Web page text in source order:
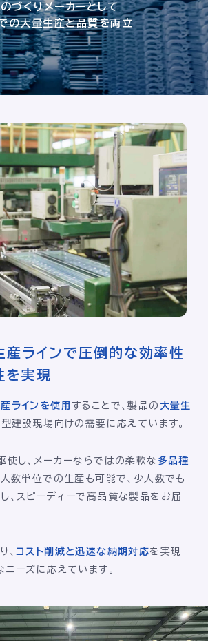
づくりメーカーとして
の大量生産と品質を両立
産ラインで圧倒的な効率性
を実現
ラインを使用 することで、製品の 大量生
建設現場向けの需要に応えています。
使し、メーカーならではの柔軟な 多品種
数単位での生産も可能で、少人数でも
、スピーディーで高品質な製品をお届
、 コスト削減と迅速な納期対応を実現
ニーズに応えています。